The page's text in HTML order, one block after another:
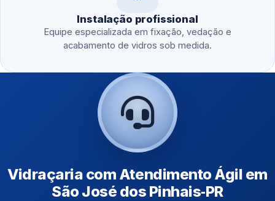
Instalação profissional
Equipe especializada em fixação, vedação e
acabamento de vidros sob medida.
Vidraçaria com Atendimento Ágil em
São José dos Pinhais‑PR